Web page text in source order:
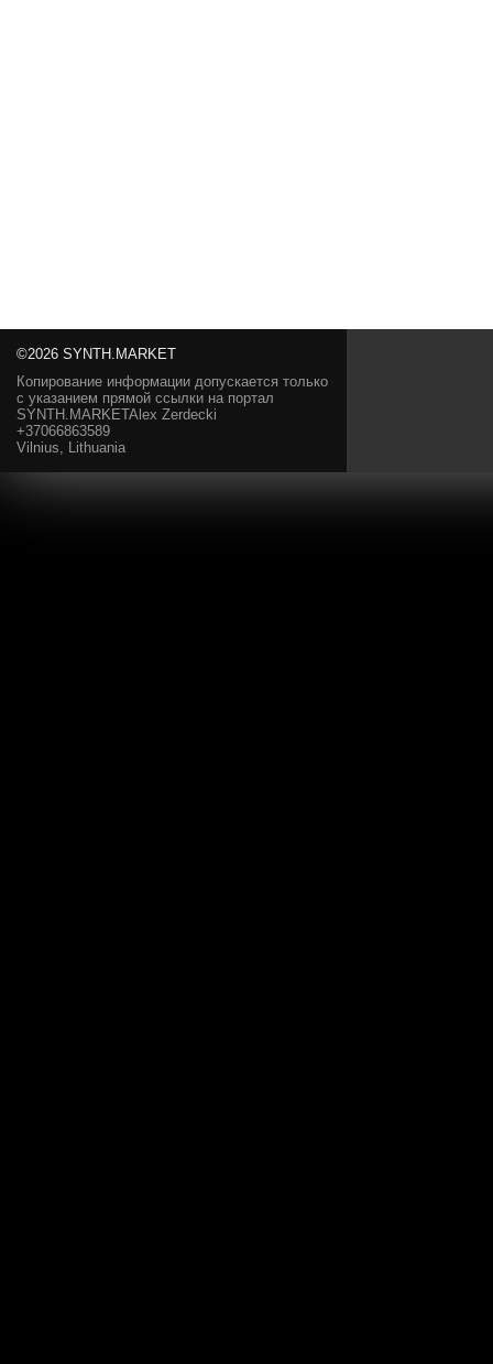
©2026 SYNTH.MARKET
Копирование информации допускается только
с указанием прямой ссылки на портал
SYNTH.MARKETAlex Zerdecki
+37066863589
Vilnius, Lithuania